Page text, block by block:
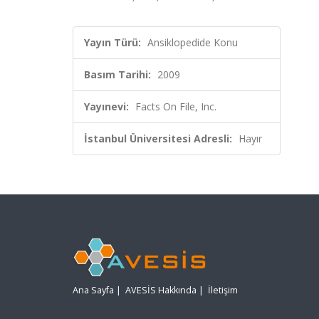
Yayın Türü: Ansiklopedide Konu
Basım Tarihi: 2009
Yayınevi: Facts On File, Inc.
İstanbul Üniversitesi Adresli: Hayır
Ana Sayfa | AVESİS Hakkında | İletişim